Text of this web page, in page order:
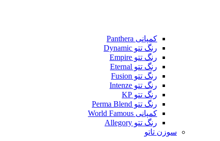
کمپانی Panthera
رنگ تتو Dynamic
رنگ تتو Empire
رنگ تتو Eternal
رنگ تتو Fusion
رنگ تتو Intenze
رنگ تتو KP
رنگ تتو Perma Blend
کمپانی World Famous
رنگ تتو Allegory
سوزن تاتو